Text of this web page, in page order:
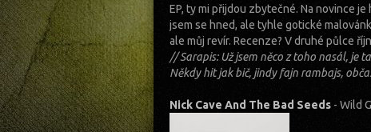
EP, ty mi přijdou zbytečné. Na novince
jsem se hned, ale tyhle gotické
ale můj revír. Recenze? V druhé půlce
// Sarapis: Už jsem něco z toho nasál, je
Někdy hit jak bič, jindy fajn rambajs,
Nick Cave And The Bad Seeds - Wild